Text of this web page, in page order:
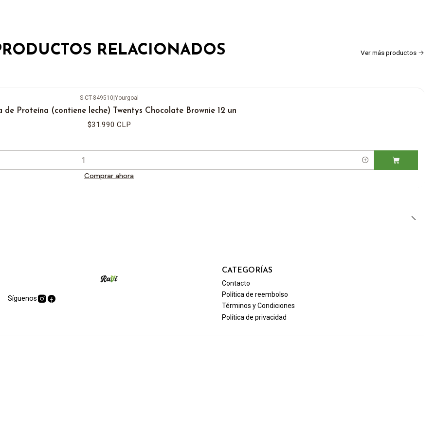
RELACIONADOS Ver más productos
S-CT-849510|Yourgoal
de Proteína (contiene leche) Twentys Chocolate Brownie 12 un
$31.990 CLP
Comprar ahora
Síguenos
CATEGORÍAS
Contacto
Política de reembolso
Términos y Condiciones
Política de privacidad